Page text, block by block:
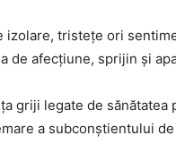
tristețe ori
de afecțiune, sprijin și
griji legate de sănătatea
a subconștientului